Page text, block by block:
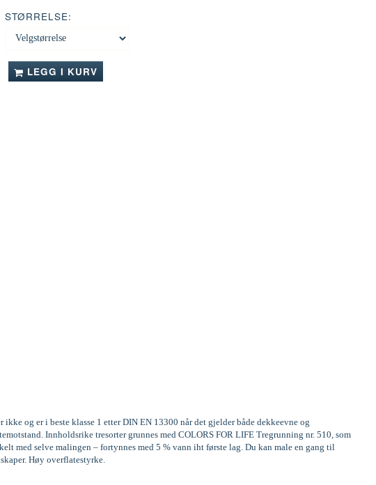
STØRRELSE:
LEGG I KURV
og er i beste klasse 1 etter DIN EN 13300 når det gjelder både dekkeevne og
Innholdsrike tresorter grunnes med COLORS FOR LIFE Tregrunning nr. 510, som
med selve malingen – fortynnes med 5 % vann iht første lag. Du kan male en gang til
Høy overflatestyrke.